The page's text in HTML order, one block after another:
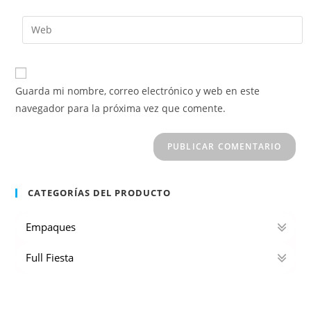
Guarda mi nombre, correo electrónico y web en este
navegador para la próxima vez que comente.
CATEGORÍAS DEL PRODUCTO
Empaques
Full Fiesta